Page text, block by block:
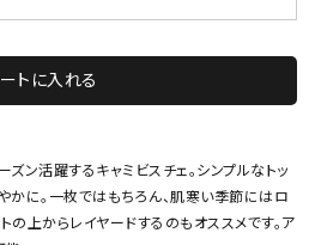
トに入れる
ン活躍するキャミビスチェ。シンプルなトッ
かに。一枚ではもちろん、肌寒い季節にはロ
の上からレイヤードするのもオススメです。ア